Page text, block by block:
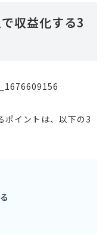
収益化する3
ポイントは、以下の3